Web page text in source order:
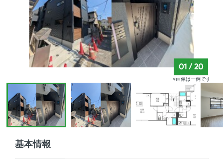
基本情報
01 /20
※画像は一例です